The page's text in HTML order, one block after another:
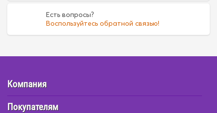
Есть вопросы?
Воспользуйтесь обратной связью!
Компания
Покупателям